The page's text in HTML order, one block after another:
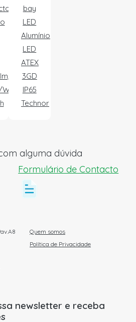
bay
LED
Alumínio
LED
ATEX
3GD
IP65
Technor
Formulário de Contacto
Quem somos
Política de Privacidade
newsletter e receba